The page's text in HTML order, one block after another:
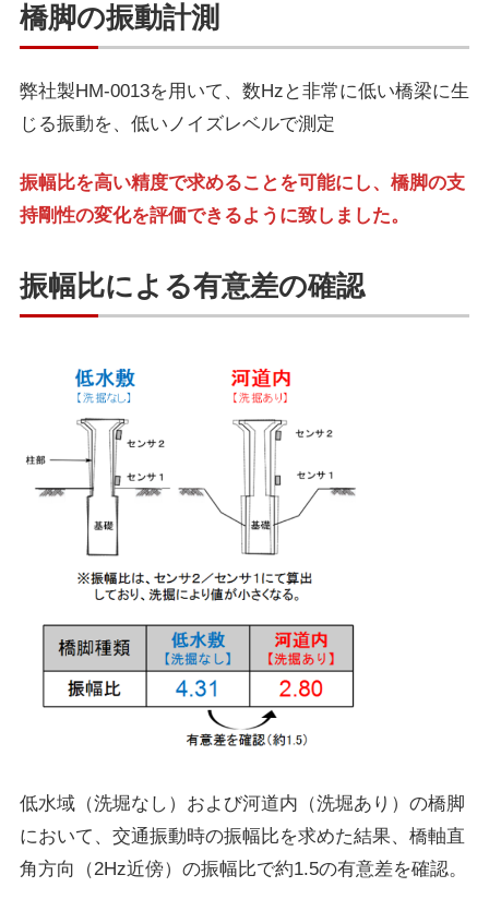
橋脚の振動計測
弊社製HM-0013を用いて、数Hzと非常に低い橋梁に生
じる振動を、低いノイズレベルで測定
振幅比を高い精度で求めることを可能にし、橋脚の支
持剛性の変化を評価できるように致しました。
振幅比による有意差の確認
低水域（洗堀なし）および河道内（洗堀あり）の橋脚
において、交通振動時の振幅比を求めた結果、橋軸直
角方向（2Hz近傍）の振幅比で約1.5の有意差を確認。